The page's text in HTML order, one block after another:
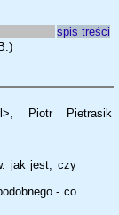
spis treści
Piotr Pietrasik
jak jest, czy
- co